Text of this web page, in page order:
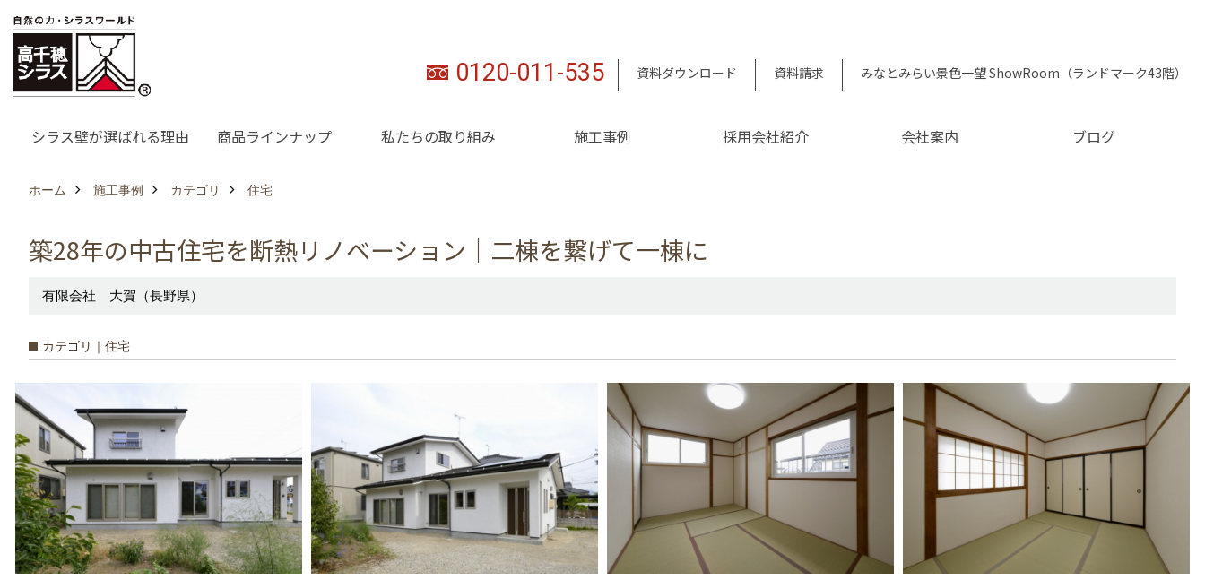
0120-011-535 資料ダウンロード 資料請求 みなとみらい景色一望 ShowRoom（ランドマーク43階）
シラス壁が選ばれる理由 商品ラインナップ 私たちの取り組み 施工事例 採用会社紹介 会社案内 ブログ
ホーム 施工事例 カテゴリ 住宅
築28年の中古住宅を断熱リノベーション｜二棟を繋げて一棟に
有限会社 大賀（長野県）
カテゴリ｜住宅